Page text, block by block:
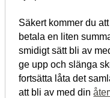
Säkert kommer du
betala en liten
smidigt sätt bli av
ge upp och slänga
fortsätta låta det
att bli av med din